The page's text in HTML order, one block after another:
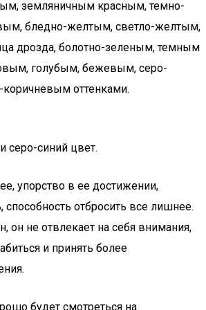
земляничным красным, темно-
бледно-желтым, светло-желтым,
дрозда, болотно-зеленым, темным
голубым, бежевым, серо-
оттенками.
серо-синий цвет.
упорство в ее достижении,
способность отбросить все лишнее.
он не отвлекает на себя внимания,
и принять более
будет смотреться на